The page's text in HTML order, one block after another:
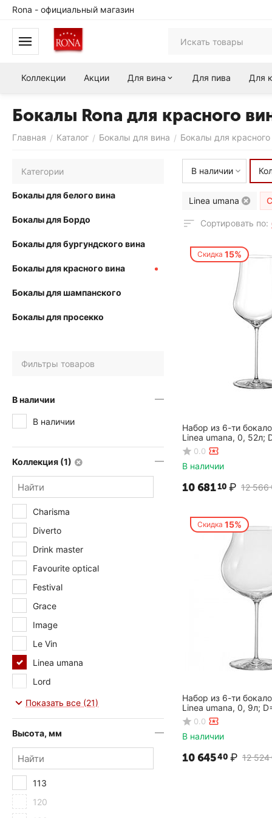
Rona - официальный магазин
Коллекции Акции Для вина Для пива Для
Бокалы Rona для красного
Главная / Каталог / Бокалы для вина / Бокалы для красного
В наличии
Linea umana
Сортировать по:
Скидка 15%
Набор из 6-ти
Linea umana, 0, 52л;
H=246мм, Rona
0.0
В наличии
12 566
10 68110 ₽
Скидка 15%
Набор из 6-ти
Linea umana, 0, 9л;
2см, Rona
0.0
В наличии
12 524
10 64540 ₽
Категории
Бокалы для белого вина
Бокалы для Бордо
Бокалы для бургундского вина
Бокалы для красного вина
Бокалы для шампанского
Бокалы для просекко
Фильтры товаров
В наличии
В наличии
Коллекция (1)
Charisma
Diverto
Drink master
Favourite optical
Festival
Grace
Image
Le Vin
Linea umana
Lord
Magnum
Martina
Medea
Mode
Показать все (21)
Высота, мм
113
120